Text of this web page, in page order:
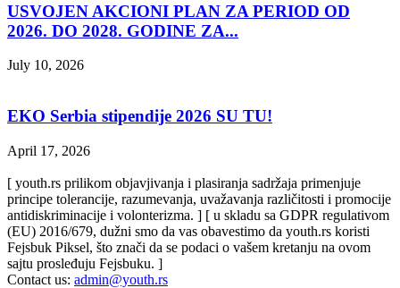
USVOJEN AKCIONI PLAN ZA PERIOD OD
2026. DO 2028. GODINE ZA...
July 10, 2026
EKO Serbia stipendije 2026 SU TU!
April 17, 2026
[ youth.rs prilikom objavjivanja i plasiranja sadržaja primenjuje
principe tolerancije, razumevanja, uvažavanja različitosti i promocije
antidiskriminacije i volonterizma. ] [ u skladu sa GDPR regulativom
(EU) 2016/679, dužni smo da vas obavestimo da youth.rs koristi
Fejsbuk Piksel, što znači da se podaci o vašem kretanju na ovom
sajtu prosleđuju Fejsbuku. ]
Contact us: admin@youth.rs